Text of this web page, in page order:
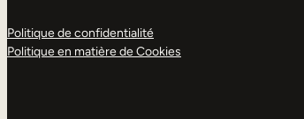
Politique de confidentialité
Politique en matière de Cookies